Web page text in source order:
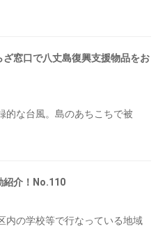
窓口で八丈島復興支援物品をお
的な台風。島のあちこちで被
紹介！No.110
内の学校等で行なっている地域